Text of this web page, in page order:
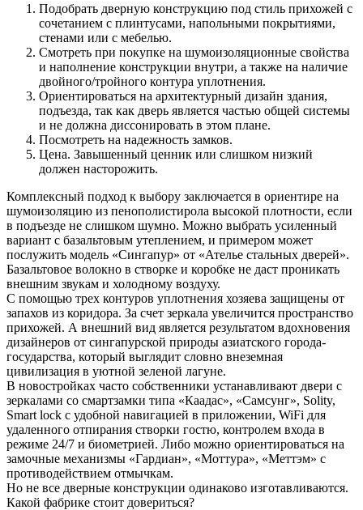
Подобрать дверную конструкцию под стиль прихожей с
сочетанием с плинтусами, напольными покрытиями,
стенами или с мебелью.
Смотреть при покупке на шумоизоляционные свойства
и наполнение конструкции внутри, а также на наличие
двойного/тройного контура уплотнения.
Ориентироваться на архитектурный дизайн здания,
подъезда, так как дверь является частью общей системы
и не должна диссонировать в этом плане.
Посмотреть на надежность замков.
Цена. Завышенный ценник или слишком низкий
должен насторожить.
Комплексный подход к выбору заключается в ориентире на
шумоизоляцию из пенополистирола высокой плотности, если
в подъезде не слишком шумно. Можно выбрать усиленный
вариант с базальтовым утеплением, и примером может
послужить модель «Сингапур» от «Ателье стальных дверей».
Базальтовое волокно в створке и коробке не даст проникать
внешним звукам и холодному воздуху.
С помощью трех контуров уплотнения хозяева защищены от
запахов из коридора. За счет зеркала увеличится пространство
прихожей. А внешний вид является результатом вдохновения
дизайнеров от сингапурской природы азиатского города-
государства, который выглядит словно внеземная
цивилизация в уютной зеленой лагуне.
В новостройках часто собственники устанавливают двери с
зеркалами со смартзамки типа «Каадас», «Самсунг», Solity,
Smart lock с удобной навигацией в приложении, WiFi для
удаленного отпирания створки гостю, контролем входа в
режиме 24/7 и биометрией. Либо можно ориентироваться на
замочные механизмы «Гардиан», «Моттура», «Меттэм» с
противодействием отмычкам.
Но не все дверные конструкции одинаково изготавливаются.
Какой фабрике стоит довериться?